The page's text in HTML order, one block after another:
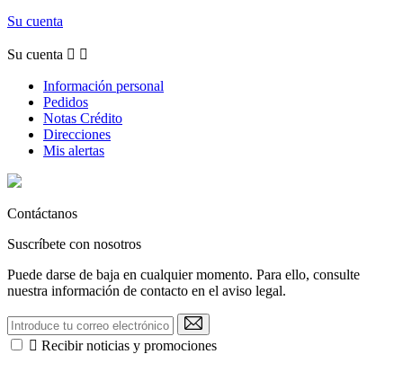
Su cuenta
Su cuenta  
Información personal
Pedidos
Notas Crédito
Direcciones
Mis alertas
Contáctanos
Suscríbete con nosotros
Puede darse de baja en cualquier momento. Para ello, consulte
nuestra información de contacto en el aviso legal.
 Recibir noticias y promociones